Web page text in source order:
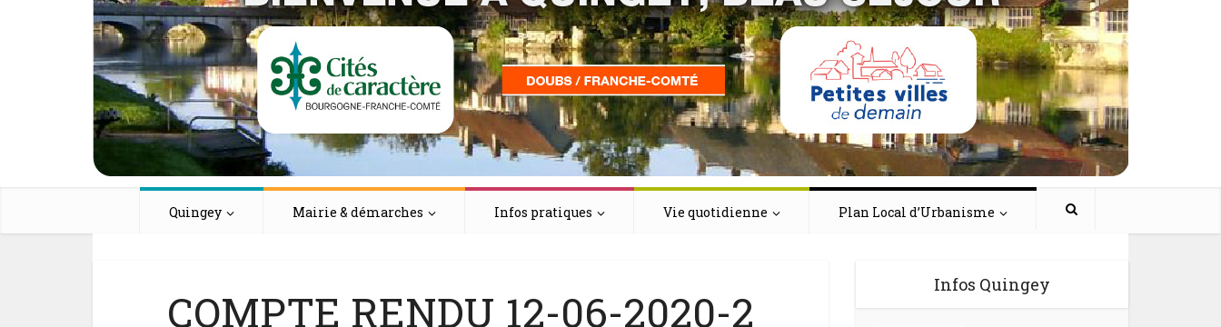
Quingey Mairie & démarches Infos pratiques Vie quotidienne Plan Local d’Urbanisme
COMPTE RENDU 12-06-2020-2
Infos Quingey